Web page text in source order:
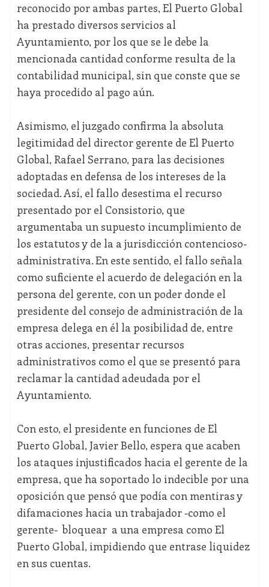
reconocido por ambas partes, El Puerto Global
ha prestado diversos servicios al
Ayuntamiento, por los que se le debe la
mencionada cantidad conforme resulta de la
contabilidad municipal, sin que conste que se
haya procedido al pago aún.
Asimismo, el juzgado confirma la absoluta
legitimidad del director gerente de El Puerto
Global, Rafael Serrano, para las decisiones
adoptadas en defensa de los intereses de la
sociedad. Así, el fallo desestima el recurso
presentado por el Consistorio, que
argumentaba un supuesto incumplimiento de
los estatutos y de la a jurisdicción contencioso-
administrativa. En este sentido, el fallo señala
como suficiente el acuerdo de delegación en la
persona del gerente, con un poder donde el
presidente del consejo de administración de la
empresa delega en él la posibilidad de, entre
otras acciones, presentar recursos
administrativos como el que se presentó para
reclamar la cantidad adeudada por el
Ayuntamiento.
Con esto, el presidente en funciones de El
Puerto Global, Javier Bello, espera que acaben
los ataques injustificados hacia el gerente de la
empresa, que ha soportado lo indecible por una
oposición que pensó que podía con mentiras y
difamaciones hacia un trabajador -como el
gerente- bloquear a una empresa como El
Puerto Global, impidiendo que entrase liquidez
en sus cuentas.